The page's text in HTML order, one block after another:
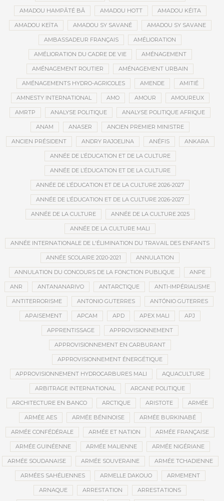
AMADOU HAMPÂTÉ BÂ AMADOU HOTT AMADOU KÉITA
AMADOU KEÏTA AMADOU SY SAVANÉ AMADOU SY SAVANE
AMBASSADEUR FRANÇAIS AMÉLIORATION
AMÉLIORATION DU CADRE DE VIE AMÉNAGEMENT
AMÉNAGEMENT ROUTIER AMÉNAGEMENT URBAIN
AMÉNAGEMENTS HYDRO-AGRICOLES AMENDE AMITIÉ
AMNESTY INTERNATIONAL AMO AMOUR AMOUREUX
AMRTP ANALYSE POLITIQUE ANALYSE POLITIQUE AFRIQUE
ANAM ANASER ANCIEN PREMIER MINISTRE
ANCIEN PRÉSIDENT ANDRY RAJOELINA ANÉFIS ANKARA
ANNÉE DE L’ÉDUCATION ET DE LA CULTURE
ANNÉE DE L’ÉDUCATION ET DE LA CULTURE
ANNÉE DE L’ÉDUCATION ET DE LA CULTURE 2026-2027
ANNÉE DE L’ÉDUCATION ET DE LA CULTURE 2026-2027
ANNÉE DE LA CULTURE ANNÉE DE LA CULTURE 2025
ANNÉE DE LA CULTURE MALI
ANNÉE INTERNATIONALE DE L'ÉLIMINATION DU TRAVAIL DES ENFANTS
ANNÉE SCOLAIRE 2020-2021 ANNULATION
ANNULATION DU CONCOURS DE LA FONCTION PUBLIQUE ANPE
ANR ANTANANARIVO ANTARCTIQUE ANTI-IMPÉRIALISME
ANTITERRORISME ANTONIO GUTERRES ANTÓNIO GUTERRES
APAISEMENT APCAM APD APEX MALI APJ
APPRENTISSAGE APPROVISIONNEMENT
APPROVISIONNEMENT EN CARBURANT
APPROVISIONNEMENT ÉNERGÉTIQUE
APPROVISIONNEMENT HYDROCARBURES MALI AQUACULTURE
ARBITRAGE INTERNATIONAL ARCANE POLITIQUE
ARCHITECTURE EN BANCO ARCTIQUE ARISTOTE ARMÉE
ARMÉE AES ARMÉE BÉNINOISE ARMÉE BURKINABÉ
ARMÉE CONFÉDÉRALE ARMÉE ET NATION ARMÉE FRANÇAISE
ARMÉE GUINÉENNE ARMÉE MALIENNE ARMÉE NIGÉRIANE
ARMÉE SOUDANAISE ARMÉE SOUVERAINE ARMÉE TCHADIENNE
ARMÉES SAHÉLIENNES ARMELLE DAKOUO ARMEMENT
ARNAQUE ARRESTATION ARRESTATIONS